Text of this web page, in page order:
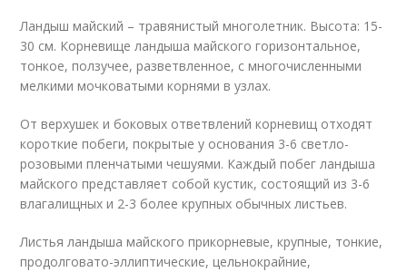
Ландыш майский – травянистый многолетник. Высота: 15-
30 см. Корневище ландыша майского горизонтальное,
тонкое, ползучее, разветвленное, с многочисленными
мелкими мочковатыми корнями в узлах.
От верхушек и боковых ответвлений корневищ отходят
короткие побеги, покрытые у основания 3-6 светло-
розовыми пленчатыми чешуями. Каждый побег ландыша
майского представляет собой кустик, состоящий из 3-6
влагалищных и 2-3 более крупных обычных листьев.
Листья ландыша майского прикорневые, крупные, тонкие,
продолговато-эллиптические, цельнокрайние,